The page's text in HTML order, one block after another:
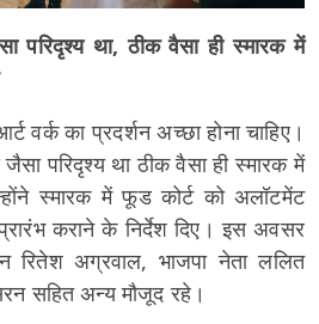
परिदृश्य था, ठीक वैसा ही स्मारक में
वर्क का प्रदर्शन अच्छा होना चाहिए।
परिदृश्य था ठीक वैसा ही स्मारक में
स्मारक में फूड कोर्ट को अलॉटमेंट
कराने के निर्देश दिए। इस अवसर
रितेश अग्रवाल, भाजपा नेता ललित
सहित अन्य मौजूद रहे।